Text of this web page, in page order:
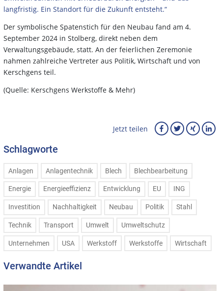
langfristig. Ein Standort für die Zukunft entsteht.“
Der symbolische Spatenstich für den Neubau fand am 4.
September 2024 in Stolberg, direkt neben dem
Verwaltungsgebäude, statt. An der feierlichen Zeremonie
nahmen zahlreiche Vertreter aus Politik, Wirtschaft und von
Kerschgens teil.
(Quelle: Kerschgens Werkstoffe & Mehr)
Jetzt teilen
Schlagworte
Anlagen Anlagentechnik Blech Blechbearbeitung
Energie Energieeffizienz Entwicklung EU ING
Investition Nachhaltigkeit Neubau Politik Stahl
Technik Transport Umwelt Umweltschutz
Unternehmen USA Werkstoff Werkstoffe Wirtschaft
Verwandte Artikel